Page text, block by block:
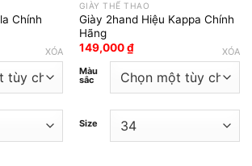
Chính
XÓA
GIÀY THỂ THAO
Giày 2hand Hiệu Kappa Chính
Hãng
149,000₫
Màu
sắc
Size
XÓA